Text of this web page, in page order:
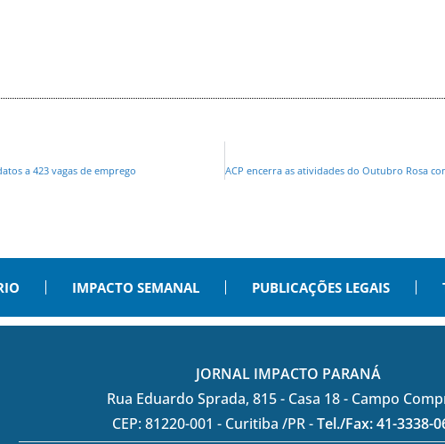
a 423 vagas de emprego
IMPACTO SEMANAL PUBLICAÇÕES LEGAIS
JORNAL IMPACTO PARANÁ
Rua Eduardo Sprada, 815 - Casa 18 - Campo
CEP: 81220-001 - Curitiba /PR -Tel./Fax: 41-3338-